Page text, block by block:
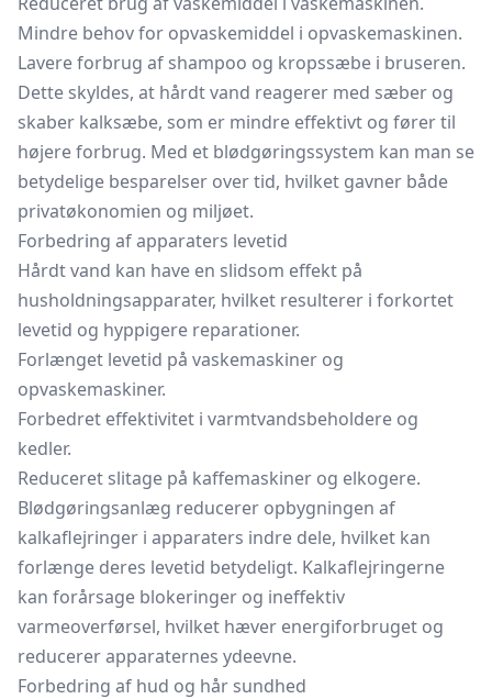
Mindre behov for opvaskemiddel i opvaskemaskinen.
Lavere forbrug af shampoo og kropssæbe i bruseren.
Dette skyldes, at hårdt vand reagerer med sæber og
skaber kalksæbe, som er mindre effektivt og fører til
højere forbrug. Med et blødgøringssystem kan man se
betydelige besparelser over tid, hvilket gavner både
privatøkonomien og miljøet.
Forbedring af apparaters levetid
Hårdt vand kan have en slidsom effekt på
husholdningsapparater, hvilket resulterer i forkortet
levetid og hyppigere reparationer.
Forlænget levetid på vaskemaskiner og
opvaskemaskiner.
Forbedret effektivitet i varmtvandsbeholdere og
kedler.
Reduceret slitage på kaffemaskiner og elkogere.
Blødgøringsanlæg reducerer opbygningen af
kalkaflejringer i apparaters indre dele, hvilket kan
forlænge deres levetid betydeligt. Kalkaflejringerne
kan forårsage blokeringer og ineffektiv
varmeoverførsel, hvilket hæver energiforbruget og
reducerer apparaternes ydeevne.
Forbedring af hud og hår sundhed